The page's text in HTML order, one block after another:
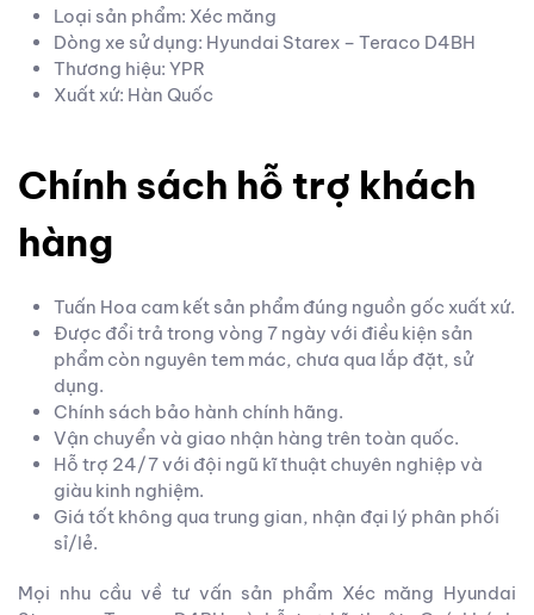
Loại sản phẩm: Xéc măng
Dòng xe sử dụng: Hyundai Starex – Teraco D4BH
Thương hiệu: YPR
Xuất xứ: Hàn Quốc
Chính sách hỗ trợ khách
hàng
Tuấn Hoa cam kết sản phẩm đúng nguồn gốc xuất xứ.
Được đổi trả trong vòng 7 ngày với điều kiện sản
phẩm còn nguyên tem mác, chưa qua lắp đặt, sử
dụng.
Chính sách bảo hành chính hãng.
Vận chuyển và giao nhận hàng trên toàn quốc.
Hỗ trợ 24/7 với đội ngũ kĩ thuật chuyên nghiệp và
giàu kinh nghiệm.
Giá tốt không qua trung gian, nhận đại lý phân phối
sỉ/lẻ.
Mọi nhu cầu về tư vấn sản phẩm Xéc măng Hyundai